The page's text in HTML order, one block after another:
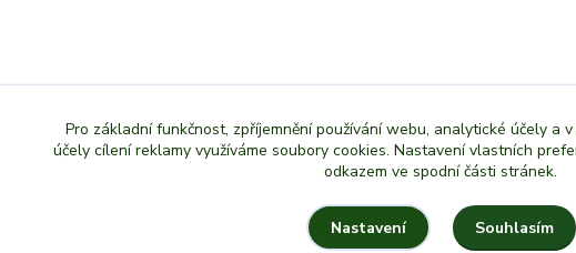
Pro základní funkčnost, zpříjemnění používání webu, analytické účely a
účely cílení reklamy využíváme soubory cookies. Nastavení vlastních
odkazem ve spodní části stránek.
Nastavení Souhlasím